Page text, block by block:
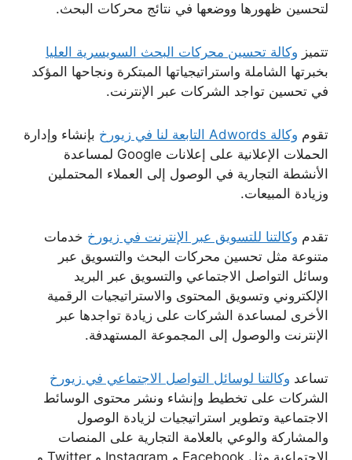
لتحسين ظهورها ووضعها في نتائج محركات البحث.
تتميز وكالة تحسين محركات البحث السويسرية العليا
بخبرتها الشاملة واستراتيجياتها المبتكرة ونجاحها المؤكد
في تحسين تواجد الشركات عبر الإنترنت.
تقوم وكالة Adwords التابعة لنا في زيورخ
بإنشاء وإدارة
الحملات الإعلانية على إعلانات Google لمساعدة
الأنشطة التجارية في الوصول إلى العملاء المحتملين
وزيادة المبيعات.
تقدم وكالتنا للتسويق عبر الإنترنت في زيورخ خدمات
متنوعة مثل تحسين محركات البحث والتسويق عبر
وسائل التواصل الاجتماعي والتسويق عبر البريد
الإلكتروني وتسويق المحتوى والاستراتيجيات الرقمية
الأخرى لمساعدة الشركات على زيادة تواجدها عبر
الإنترنت والوصول إلى المجموعة المستهدفة.
تساعد وكالتنا لوسائل التواصل الاجتماعي في زيورخ
الشركات على تخطيط وإنشاء ونشر محتوى الوسائط
الاجتماعية وتطوير استراتيجيات لزيادة الوصول
والمشاركة والوعي بالعلامة التجارية على المنصات